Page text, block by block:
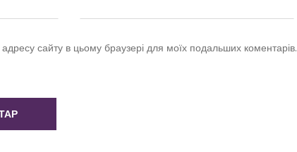
сайту в цьому браузері для моїх подальших коментарів.